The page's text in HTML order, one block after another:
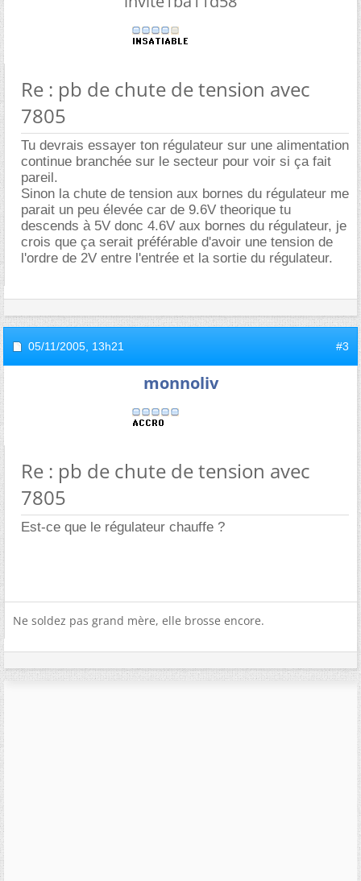
Re : pb de chute de tension avec
7805
Tu devrais essayer ton régulateur sur une alimentation
continue branchée sur le secteur pour voir si ça fait
pareil.
Sinon la chute de tension aux bornes du régulateur me
parait un peu élevée car de 9.6V theorique tu
descends à 5V donc 4.6V aux bornes du régulateur, je
crois que ça serait préférable d'avoir une tension de
l'ordre de 2V entre l'entrée et la sortie du régulateur.
05/11/2005, 13h21 #3
monnoliv
Re : pb de chute de tension avec
7805
Est-ce que le régulateur chauffe ?
Ne soldez pas grand mère, elle brosse encore.